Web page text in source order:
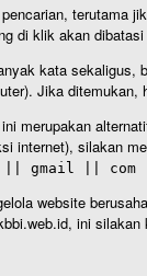
terutama
di klik akan
kata sekaligus,
Jika
merupakan
internet), silakan
|| gmail || com
website
ini silakan